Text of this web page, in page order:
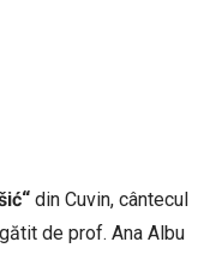
din Cuvin, cântecul
de prof. Ana Albu